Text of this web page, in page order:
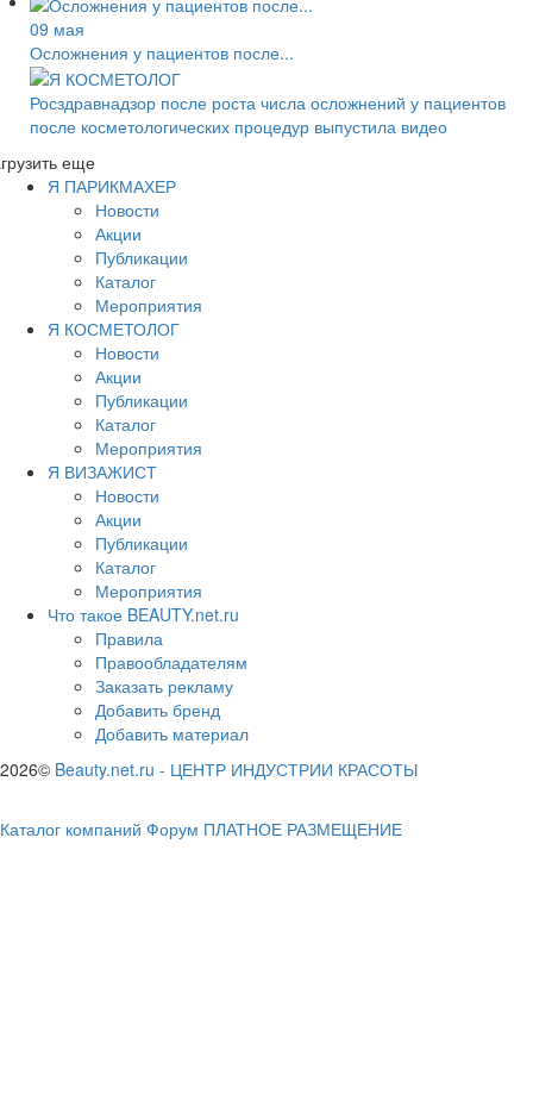
09 мая
Осложнения у пациентов после...
Росздравнадзор после роста числа осложнений у пациентов
после косметологических процедур выпустила видео
еще
Я ПАРИКМАХЕР
Новости
Акции
Публикации
Каталог
Мероприятия
Я КОСМЕТОЛОГ
Новости
Акции
Публикации
Каталог
Мероприятия
Я ВИЗАЖИСТ
Новости
Акции
Публикации
Каталог
Мероприятия
Что такое BEAUTY.net.ru
Правила
Правообладателям
Заказать рекламу
Добавить бренд
Добавить материал
2026© Beauty.net.ru - ЦЕНТР ИНДУСТРИИ КРАСОТЫ
Каталог компаний Форум ПЛАТНОЕ РАЗМЕЩЕНИЕ